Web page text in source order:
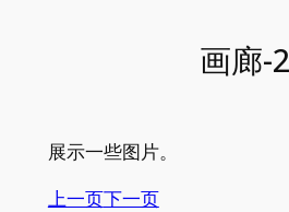
画廊-2
展示一些图片。
上一页下一页